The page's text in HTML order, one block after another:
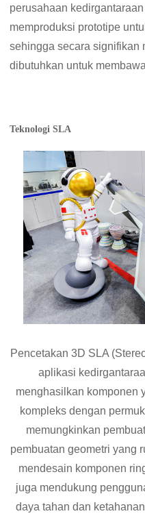
perusahaan
memproduksi prototipe
sehingga secara signifikan
dibutuhkan untuk
Teknologi SLA
Pencetakan 3D SLA
aplikasi
menghasilkan komponen
kompleks dengan
memungkinkan
pembuatan geometri yang
mendesain komponen
juga mendukung
daya tahan dan